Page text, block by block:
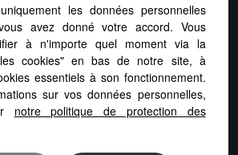
offrir un confort de lecture permanent, depuis
votre tablette ou votre smartphone, notre site
automatiquement aux différents types d'écrans
Logiciel transaction
les données personnelles
avez donné votre accord. Vous
à n'importe quel moment via la
cookies" en bas de notre site, à
essentiels à son fonctionnement.
sur vos données personnelles,
notre politique de protection des